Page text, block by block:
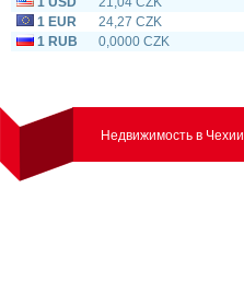
1 EUR
24,27 CZK
1 RUB
0,0000 CZK
Недвижимость в Чехии